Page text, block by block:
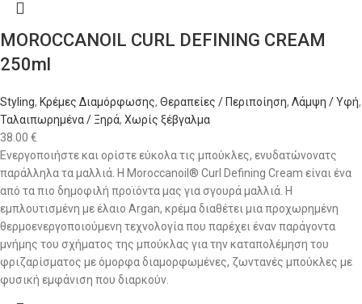
MOROCCANOIL CURL DEFINING CREAM
250ml
Styling, Κρέμες Διαμόρφωσης, Θεραπείες / Περιποίηση, Λάμψη / Υφή,
Ταλαιπωρημένα / Ξηρά, Χωρίς ξέβγαλμα
38.00 €
Ενεργοποιήστε και ορίστε εύκολα τις μπούκλες, ενυδατώνονατς
παράλληλα τα μαλλιά. Η Moroccanoil® Curl Defining Cream είναι ένα
από τα πιο δημοφιλή προϊόντα μας για σγουρά μαλλιά. Η
εμπλουτισμένη με έλαιο Argan, κρέμα διαθέτει μια προχωρημένη
θερμοενεργοποιούμενη τεχνολογία που παρέχει έναν παράγοντα
μνήμης του σχήματος της μπούκλας για την καταπολέμηση του
φριζαρίσματος με όμορφα διαμορφωμένες, ζωντανές μπούκλες με
φυσική εμφάνιση που διαρκούν.